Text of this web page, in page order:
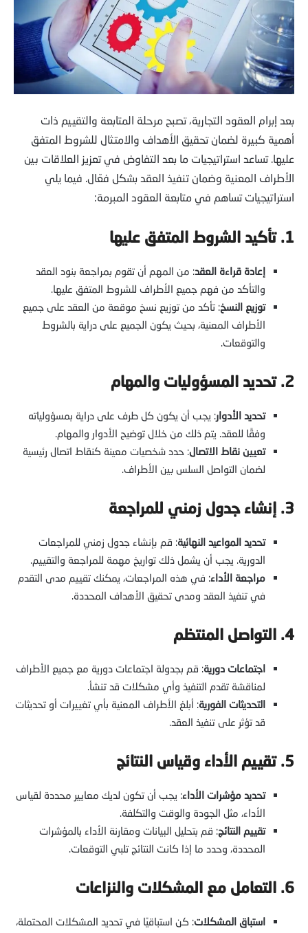
بعد إبرام العقود التجارية، تصبح مرحلة المتابعة والتقييم ذات
أهمية كبيرة لضمان تحقيق الأهداف والامتثال للشروط المتفق
عليها. تساعد استراتيجيات ما بعد التفاوض في تعزيز العلاقات بين
الأطراف المعنية وضمان تنفيذ العقد بشكل فعّال. فيما يلي
استراتيجيات تساهم في متابعة العقود المبرمة:
1. تأكيد الشروط المتفق عليها
إعادة قراءة العقد: من المهم أن تقوم بمراجعة بنود العقد
والتأكد من فهم جميع الأطراف للشروط المتفق عليها.
توزيع النسخ: تأكد من توزيع نسخ موقعة من العقد على جميع
الأطراف المعنية، بحيث يكون الجميع على دراية بالشروط
والتوقعات.
2. تحديد المسؤوليات والمهام
تحديد الأدوار: يجب أن يكون كل طرف على دراية بمسؤولياته
وفقًا للعقد. يتم ذلك من خلال توضيح الأدوار والمهام.
تعيين نقاط الاتصال: حدد شخصيات معينة كنقاط اتصال رئيسية
لضمان التواصل السلس بين الأطراف.
3. إنشاء جدول زمني للمراجعة
تحديد المواعيد النهائية: قم بإنشاء جدول زمني للمراجعات
الدورية. يجب أن يشمل ذلك تواريخ مهمة للمراجعة والتقييم.
مراجعة الأداء: في هذه المراجعات، يمكنك تقييم مدى التقدم
في تنفيذ العقد ومدى تحقيق الأهداف المحددة.
4. التواصل المنتظم
اجتماعات دورية: قم بجدولة اجتماعات دورية مع جميع الأطراف
لمناقشة تقدم التنفيذ وأي مشكلات قد تنشأ.
التحديثات الفورية: أبلغ الأطراف المعنية بأي تغييرات أو تحديثات
قد تؤثر على تنفيذ العقد.
5. تقييم الأداء وقياس النتائج
تحديد مؤشرات الأداء: يجب أن تكون لديك معايير محددة لقياس
الأداء، مثل الجودة والوقت والتكلفة.
تقييم النتائج: قم بتحليل البيانات ومقارنة الأداء بالمؤشرات
المحددة، وحدد ما إذا كانت النتائج تلبي التوقعات.
6. التعامل مع المشكلات والنزاعات
استباق المشكلات: كن استباقيًا في تحديد المشكلات المحتملة،